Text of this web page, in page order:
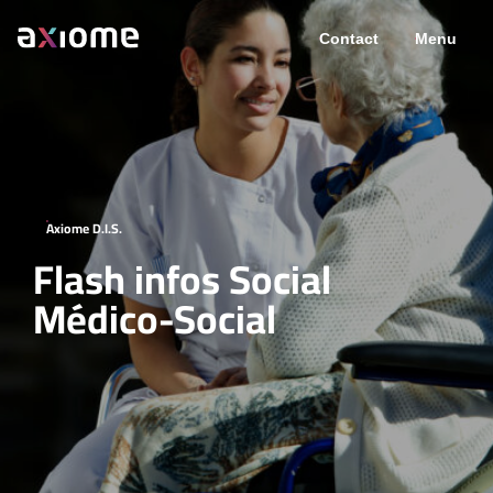
Contact Menu
Axiome D.I.S.
Flash infos Social
Médico-Social